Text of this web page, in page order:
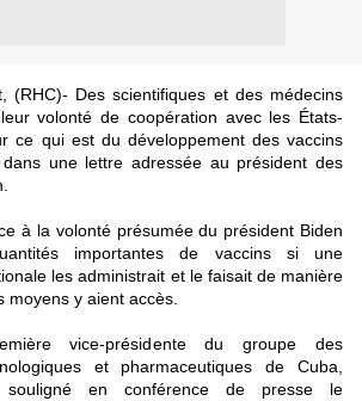
(RHC)- Des scientifiques et des médecins
volonté de coopération avec les États-
ce qui est du développement des vaccins
une lettre adressée au président des
à la volonté présumée du président Biden
importantes de vaccins si une
les administrait et le faisait de manière
moyens y aient accès.
vice-présidente du groupe des
et pharmaceutiques de Cuba,
souligné en conférence de presse le